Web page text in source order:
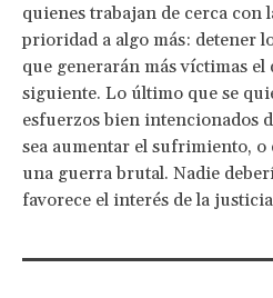
quienes trabajan de cerca con
prioridad a algo más: detener
que generarán más víctimas el
siguiente. Lo último que se
esfuerzos bien intencionados
sea aumentar el sufrimiento,
una guerra brutal. Nadie
favorece el interés de la